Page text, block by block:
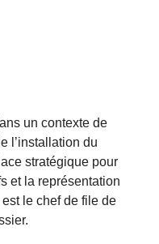
un contexte de
l’installation du
stratégique pour
et la représentation
le chef de file de